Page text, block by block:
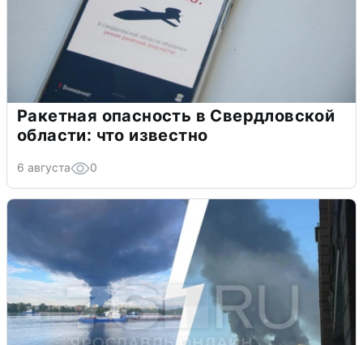
Ракетная опасность в Свердловской
области: что известно
6 августа 0